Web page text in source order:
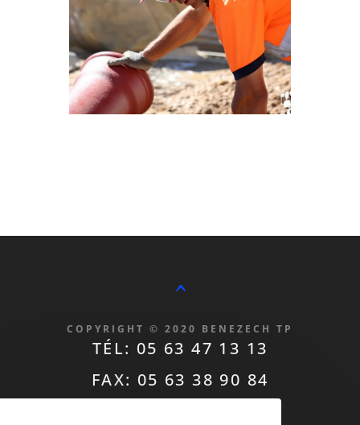
^
COPYRIGHT © 2020 BENEZECH TP
TÉL: 05 63 47 13 13
FAX: 05 63 38 90 84